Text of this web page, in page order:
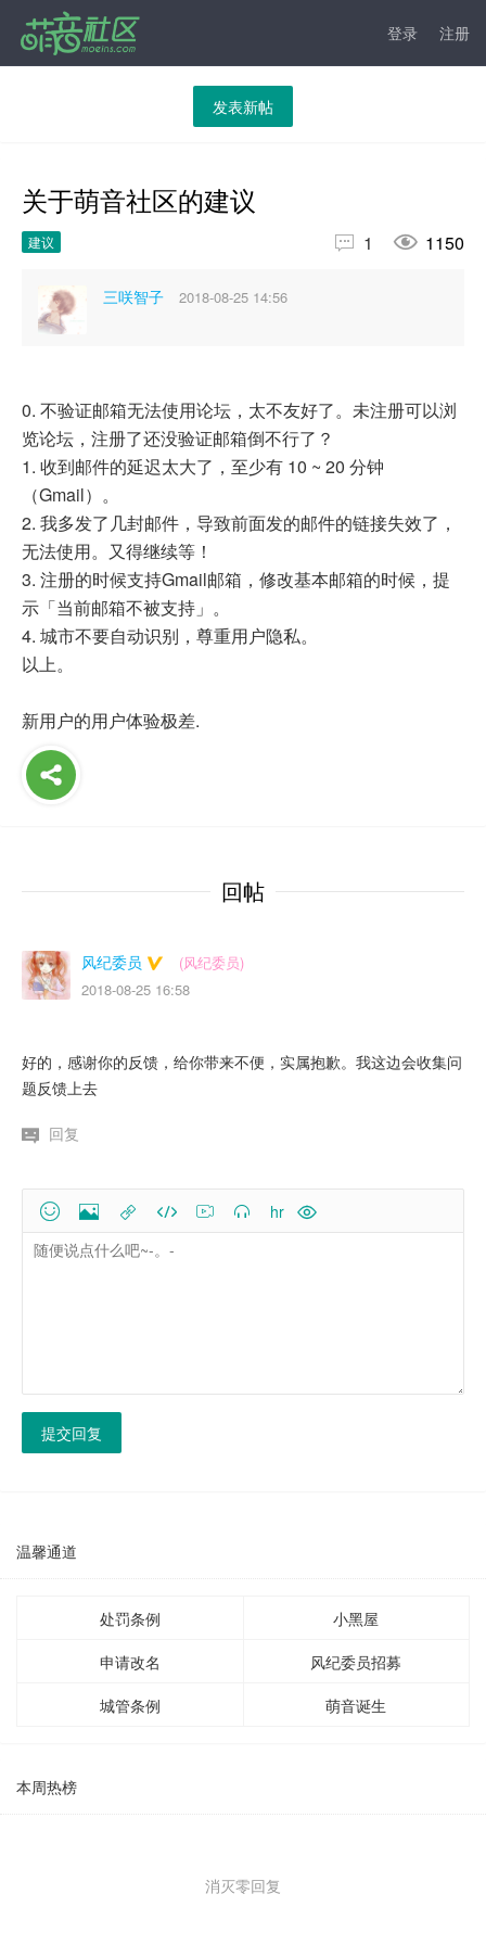
登录 注册
发表新帖
关于萌音社区的建议
建议  1  1150
三咲智子 2018-08-25 14:56
0. 不验证邮箱无法使用论坛，太不友好了。未注册可以浏
览论坛，注册了还没验证邮箱倒不行了？
1. 收到邮件的延迟太大了，至少有 10 ~ 20 分钟
（Gmail）。
2. 我多发了几封邮件，导致前面发的邮件的链接失效了，
无法使用。又得继续等！
3. 注册的时候支持Gmail邮箱，修改基本邮箱的时候，提
示「当前邮箱不被支持」。
4. 城市不要自动识别，尊重用户隐私。
以上。
新用户的用户体验极差.
回帖
风纪委员
(风纪委员)
2018-08-25 16:58
好的，感谢你的反馈，给你带来不便，实属抱歉。我这边会收集问
题反馈上去
回复
  hr
提交回复
温馨通道
处罚条例
小黑屋
申请改名
风纪委员招募
城管条例
萌音诞生
本周热榜
消灭零回复